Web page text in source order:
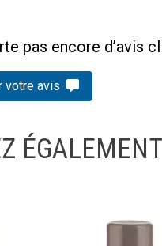
pas encore d’avis
votre avis
ÉGALEMENT